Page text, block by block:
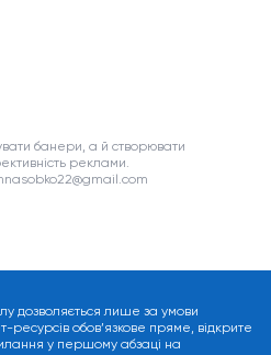
банери, а й створювати
реклами.
дозволяється лише за умови
обов’язкове пряме, відкрите
у першому абзаці на